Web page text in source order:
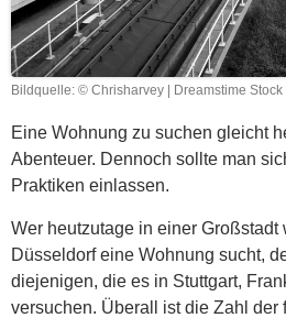
Bildquelle: © Chrisharvey | Dreamstime Stock
Eine Wohnung zu suchen gleicht
Abenteuer. Dennoch sollte man
Praktiken einlassen.
Wer heutzutage in einer Großstadt
Düsseldorf eine Wohnung sucht,
diejenigen, die es in Stuttgart,
versuchen. Überall ist die Zahl der